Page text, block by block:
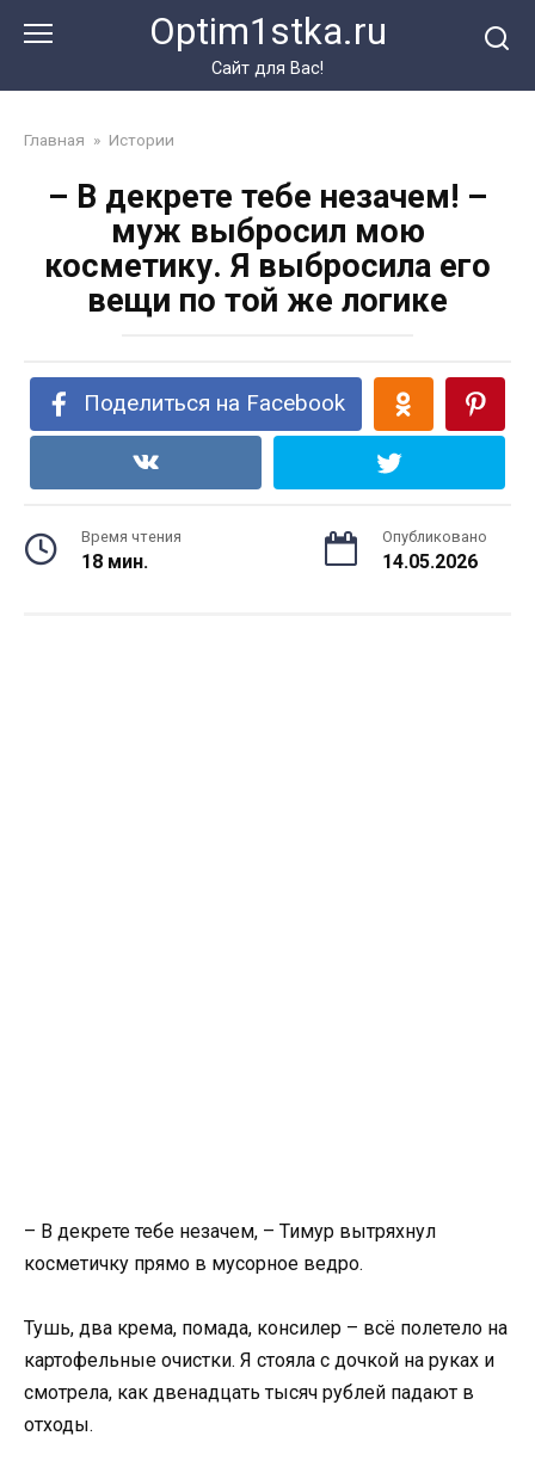
Optim1stka.ru
Сайт для Вас!
Главная » Истории
– В декрете тебе незачем! –
муж выбросил мою
косметику. Я выбросила его
вещи по той же логике
Поделиться на Facebook
Время чтения
18 мин.
Опубликовано
14.05.2026
– В декрете тебе незачем, – Тимур вытряхнул
косметичку прямо в мусорное ведро.
Тушь, два крема, помада, консилер – всё полетело на
картофельные очистки. Я стояла с дочкой на руках и
смотрела, как двенадцать тысяч рублей падают в
отходы.